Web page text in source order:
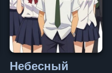
Небесный